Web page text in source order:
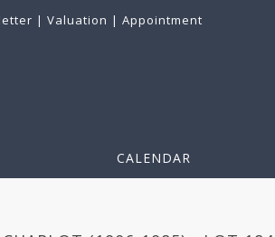
| Valuation | Appointment
CALENDAR